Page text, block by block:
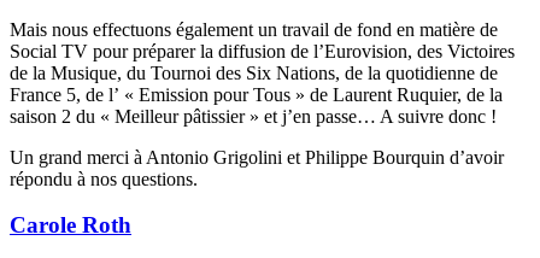
Mais nous effectuons également un travail de fond en matière de
Social TV pour préparer la diffusion de l’Eurovision, des Victoires
de la Musique, du Tournoi des Six Nations, de la quotidienne de
France 5, de l’ « Emission pour Tous » de Laurent Ruquier, de la
saison 2 du « Meilleur pâtissier » et j’en passe… A suivre donc !
Un grand merci à Antonio Grigolini et Philippe Bourquin d’avoir
répondu à nos questions.
Carole Roth